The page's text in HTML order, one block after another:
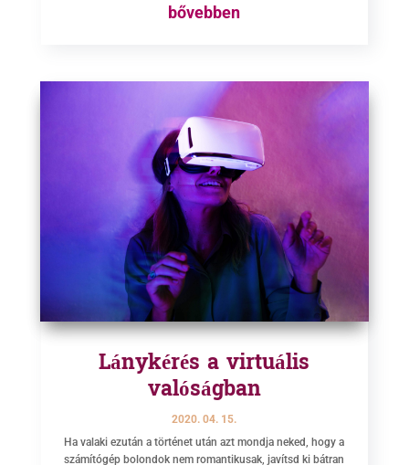
bővebben
Lánykérés a virtuális
valóságban
2020. 04. 15.
Ha valaki ezután a történet után azt mondja neked, hogy a
számítógép bolondok nem romantikusak, javítsd ki bátran